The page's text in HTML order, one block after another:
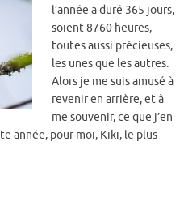
l’année a duré 365 jours,
soient 8760 heures,
toutes aussi précieuses,
les unes que les autres.
Alors je me suis amusé à
revenir en arrière, et à
me souvenir, ce que j’en
année, pour moi, Kiki, le plus